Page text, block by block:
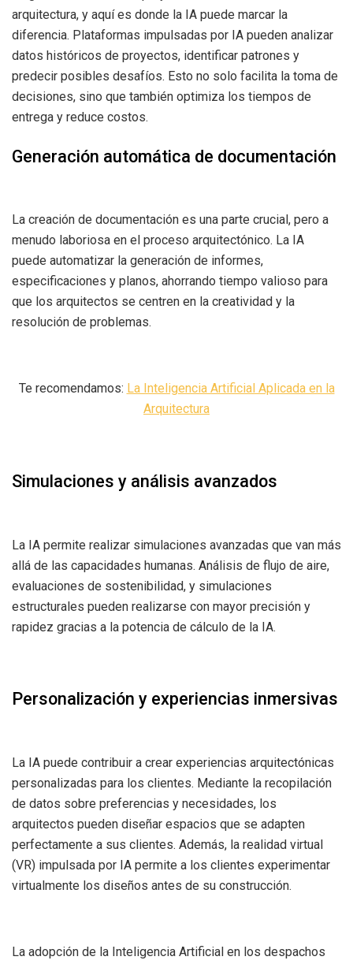
arquitectura, y aquí es donde la IA puede marcar la
diferencia. Plataformas impulsadas por IA pueden analizar
datos históricos de proyectos, identificar patrones y
predecir posibles desafíos. Esto no solo facilita la toma de
decisiones, sino que también optimiza los tiempos de
entrega y reduce costos.
Generación automática de documentación
La creación de documentación es una parte crucial, pero a
menudo laboriosa en el proceso arquitectónico. La IA
puede automatizar la generación de informes,
especificaciones y planos, ahorrando tiempo valioso para
que los arquitectos se centren en la creatividad y la
resolución de problemas.
Te recomendamos: La Inteligencia Artificial Aplicada en la
Arquitectura
Simulaciones y análisis avanzados
La IA permite realizar simulaciones avanzadas que van más
allá de las capacidades humanas. Análisis de flujo de aire,
evaluaciones de sostenibilidad, y simulaciones
estructurales pueden realizarse con mayor precisión y
rapidez gracias a la potencia de cálculo de la IA.
Personalización y experiencias inmersivas
La IA puede contribuir a crear experiencias arquitectónicas
personalizadas para los clientes. Mediante la recopilación
de datos sobre preferencias y necesidades, los
arquitectos pueden diseñar espacios que se adapten
perfectamente a sus clientes. Además, la realidad virtual
(VR) impulsada por IA permite a los clientes experimentar
virtualmente los diseños antes de su construcción.
La adopción de la Inteligencia Artificial en los despachos